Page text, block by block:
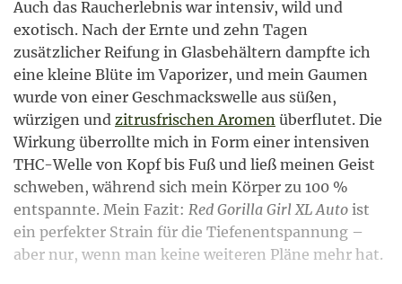
Auch das Raucherlebnis war intensiv, wild und
exotisch. Nach der Ernte und zehn Tagen
zusätzlicher Reifung in Glasbehältern dampfte ich
eine kleine Blüte im Vaporizer, und mein Gaumen
wurde von einer Geschmackswelle aus süßen,
würzigen und zitrusfrischen Aromen überflutet. Die
Wirkung überrollte mich in Form einer intensiven
THC-Welle von Kopf bis Fuß und ließ meinen Geist
schweben, während sich mein Körper zu 100 %
entspannte. Mein Fazit: Red Gorilla Girl XL Auto ist
ein perfekter Strain für die Tiefenentspannung –
aber nur, wenn man keine weiteren Pläne mehr hat.